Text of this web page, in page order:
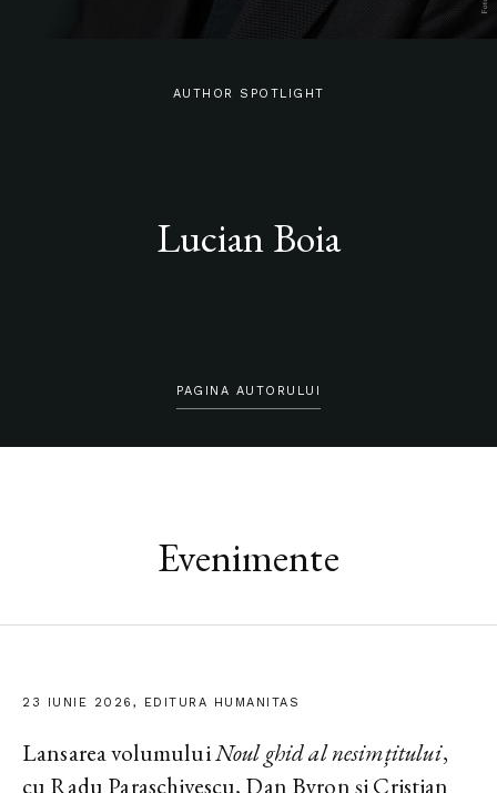
AUTHOR SPOTLIGHT
Lucian Boia
PAGINA AUTORULUI
Evenimente
23 IUNIE 2026, EDITURA HUMANITAS
Lansarea volumuluiNoul ghid al nesimțitului,
cu Radu Paraschivescu, Dan Byron și Cristian